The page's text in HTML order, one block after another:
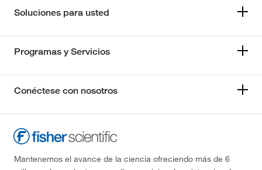
Soluciones para usted
Programas y Servicios
Conéctese con nosotros
Mantenemos el avance de la ciencia ofreciendo más de 6